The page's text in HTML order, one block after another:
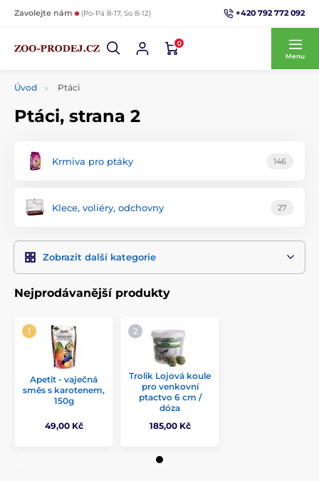
Zavolejte nám (Po-Pá 8-17, So 8-12) +420 792 772 092
0
Menu
Úvod Ptáci
Ptáci, strana 2
Krmiva pro ptáky 146
Klece, voliéry, odchovny 27
Zobrazit další kategorie
Nejprodávanější produkty
Apetit - vaječná
směs s karotenem,
150g
49,00 Kč
Trolik Lojová koule
pro venkovní
ptactvo 6 cm /
dóza
185,00 Kč